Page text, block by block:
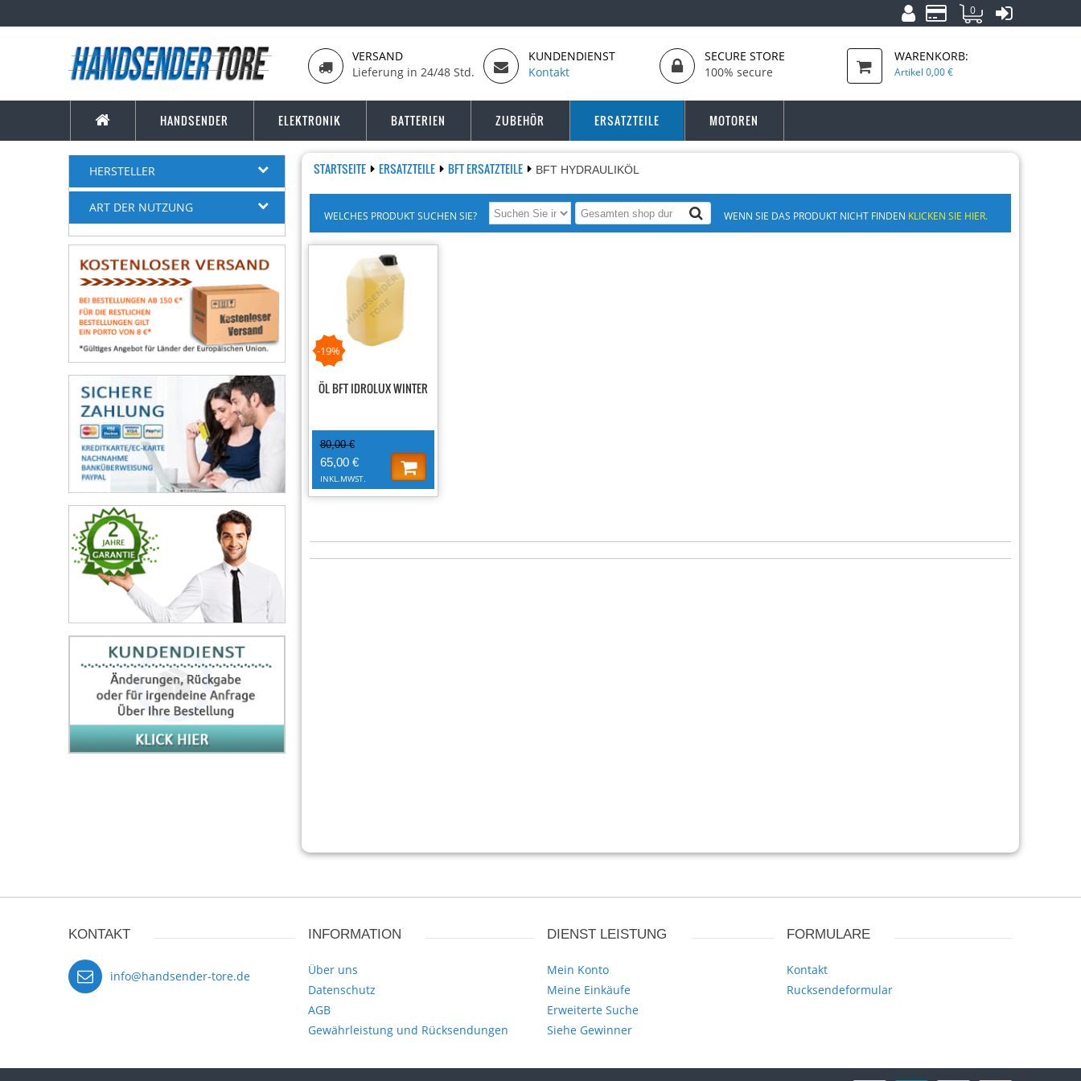
0
VERSAND
Lieferung in 24/48 Std.
KUNDENDIENST
Kontakt
SECURE STORE
100% secure
WARENKORB:
Artikel 0,00 €
HANDSENDER ELEKTRONIK BATTERIEN ZUBEHÖR ERSATZTEILE MOTOREN
HERSTELLER
ART DER NUTZUNG
STARTSEITE ERSATZTEILE BFT ERSATZTEILE BFT HYDRAULIKÖL
WELCHES PRODUKT SUCHEN SIE? WENN SIE DAS PRODUKT NICHT FINDEN KLICKEN SIE HIER.
-19%
ÖL BFT IDROLUX WINTER
80,00 €
65,00 €
INKL.MWST.
KONTAKT
info@handsender-tore.de
INFORMATION
Über uns
Datenschutz
AGB
Gewährleistung und Rücksendungen
DIENST LEISTUNG
Mein Konto
Meine Einkäufe
Erweiterte Suche
Siehe Gewinner
FORMULARE
Kontakt
Rucksendeformular